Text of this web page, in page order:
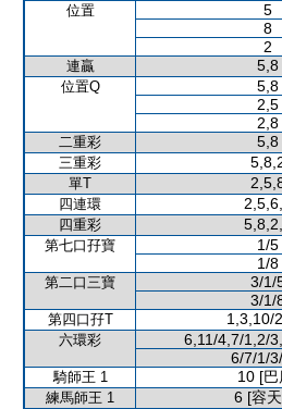
位置 5
8
2
連贏 5,8
位置Q 5,8
2,5
2,8
二重彩 5,8
三重彩
單T
四連環
四重彩
第七口孖寶 1/5
1/8
第二口三寶 3/1/
3/1/
第四口孖T 1,3,10/
六環彩 6,11/4,7/1,2/
6/7/1/
騎師王 1 10 [巴
練馬師王 1 6 [容